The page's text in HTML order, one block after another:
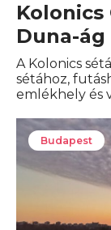
Kolonics
Duna-
A Kolonics
sétához,
emlékhely és
Budapest